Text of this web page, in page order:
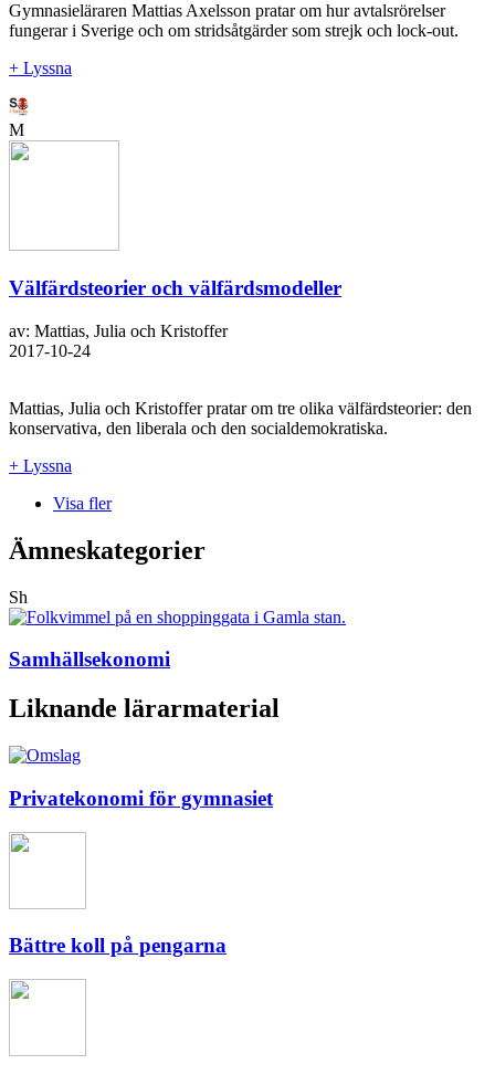
Gymnasieläraren Mattias Axelsson pratar om hur avtalsrörelser
fungerar i Sverige och om stridsåtgärder som strejk och lock-out.
+ Lyssna
M
Välfärdsteorier och välfärdsmodeller
av: Mattias, Julia och Kristoffer
2017-10-24
Mattias, Julia och Kristoffer pratar om tre olika välfärdsteorier: den
konservativa, den liberala och den socialdemokratiska.
+ Lyssna
Visa fler
Ämneskategorier
Sh
Samhällsekonomi
Liknande lärarmaterial
Privatekonomi för gymnasiet
Bättre koll på pengarna